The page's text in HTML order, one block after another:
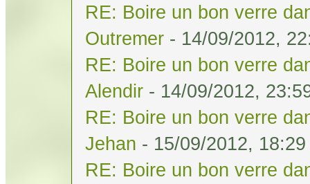
RE: Boire un bon verre
Outremer - 14/09/2012,
RE: Boire un bon verre
Alendir - 14/09/2012,
RE: Boire un bon verre
Jehan - 15/09/2012, 18:29
RE: Boire un bon verre